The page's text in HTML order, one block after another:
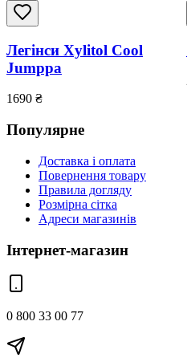
Легінси Xylitol Cool
Jumppa
1690 ₴
Популярне
Доставка і оплата
Повернення товару
Правила догляду
Розмірна сітка
Адреси магазинів
Інтернет-магазин
0 800 33 00 77